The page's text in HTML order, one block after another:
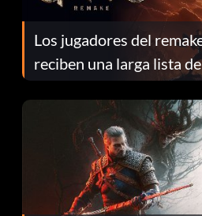
Los jugadores del
reciben una larga lista
el parche 1.0.4